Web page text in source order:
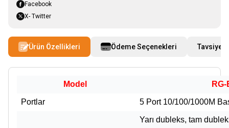
Facebook
X- Twitter
Ürün Özellikleri Ödeme Seçenekleri Tavsiye
Model
Portlar 5 Port 10/100/1000M
Yarı dubleks, tam